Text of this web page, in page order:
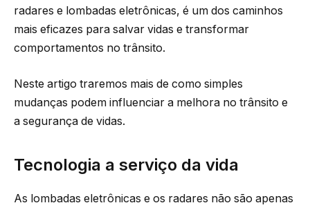
radares e lombadas eletrônicas, é um dos caminhos
mais eficazes para salvar vidas e transformar
comportamentos no trânsito.
Neste artigo traremos mais de como simples
mudanças podem influenciar a melhora no trânsito e
a segurança de vidas.
Tecnologia a serviço da vida
As lombadas eletrônicas e os radares não são apenas